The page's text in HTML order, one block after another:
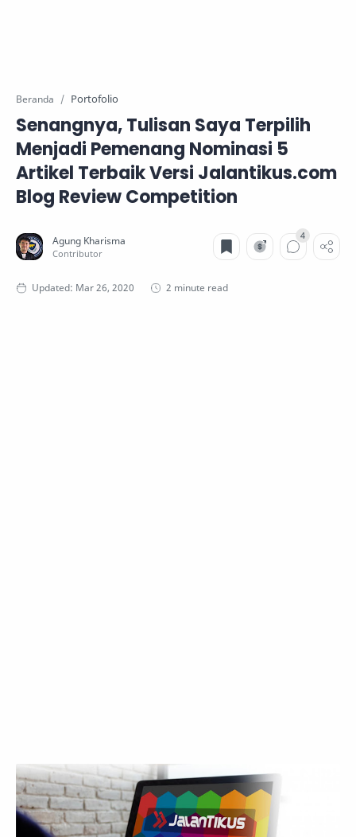
Beranda Portofolio
Senangnya, Tulisan Saya Terpilih
Menjadi Pemenang Nominasi 5
Artikel Terbaik Versi Jalantikus.com
Blog Review Competition
2 minute read